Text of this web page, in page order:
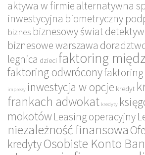
aktywa w firmiealternatywna
inwestycyjna biometryczny
biznes biznesowy światdetektyw
biznesowe warszawa
legnica dzieci faktoring
faktoring odwróconyfaktoring
imprezy inwestycja w opcje kredyt
frankach adwokat kredyty
mokotówLeasing operacyjny
niezależność finansowa
kredytyOsobiste Konto